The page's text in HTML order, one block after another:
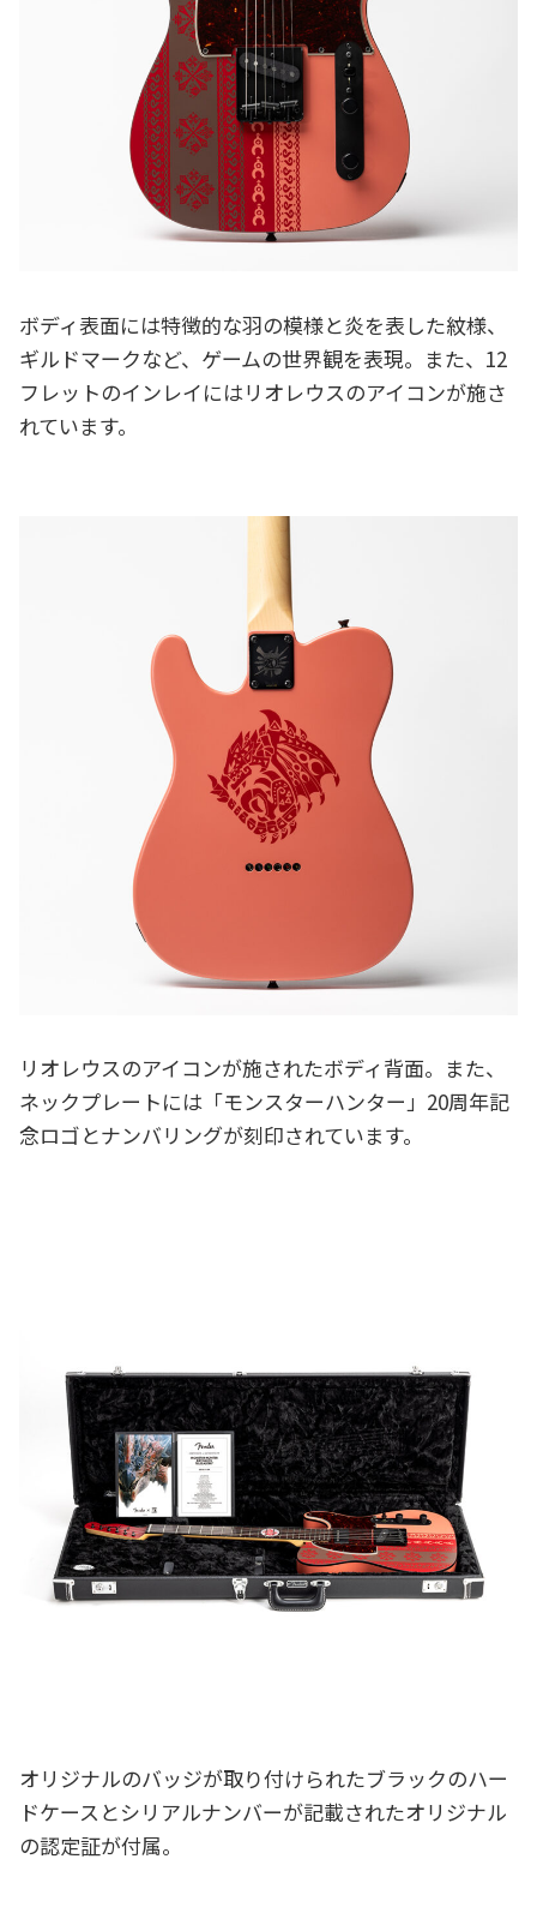
ボディ表面には特徴的な羽の模様と炎を表した紋様、
ギルドマークなど、ゲームの世界観を表現。また、12
フレットのインレイにはリオレウスのアイコンが施さ
れています。
リオレウスのアイコンが施されたボディ背面。また、
ネックプレートには「モンスターハンター」20周年記
念ロゴとナンバリングが刻印されています。
オリジナルのバッジが取り付けられたブラックのハー
ドケースとシリアルナンバーが記載されたオリジナル
の認定証が付属。